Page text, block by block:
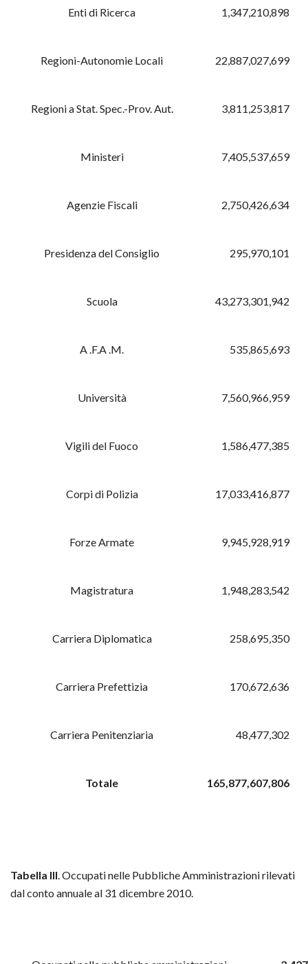
Enti di Ricerca 1,347,210,898
Regioni-Autonomie Locali 22,887,027,699
Regioni a Stat. Spec.-Prov. Aut. 3,811,253,817
Ministeri 7,405,537,659
Agenzie Fiscali 2,750,426,634
Presidenza del Consiglio 295,970,101
Scuola 43,273,301,942
A .F.A .M. 535,865,693
Università 7,560,966,959
Vigili del Fuoco 1,586,477,385
Corpi di Polizia 17,033,416,877
Forze Armate 9,945,928,919
Magistratura 1,948,283,542
Carriera Diplomatica 258,695,350
Carriera Prefettizia 170,672,636
Carriera Penitenziaria 48,477,302
Totale 165,877,607,806
Tabella III. Occupati nelle Pubbliche Amministrazioni rilevati
dal conto annuale al 31 dicembre 2010.